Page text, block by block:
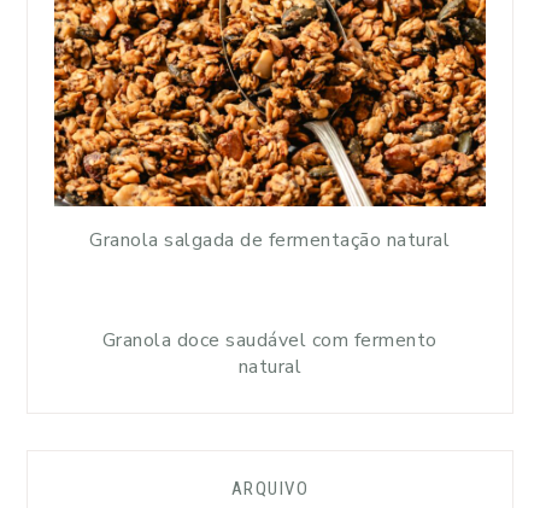
Granola salgada de fermentação natural
Granola doce saudável com fermento
natural
ARQUIVO